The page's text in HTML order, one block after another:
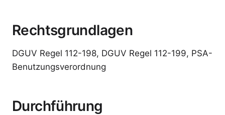
Rechtsgrundlagen
DGUV Regel 112-198, DGUV Regel 112-199, PSA-
Benutzungsverordnung
Durchführung